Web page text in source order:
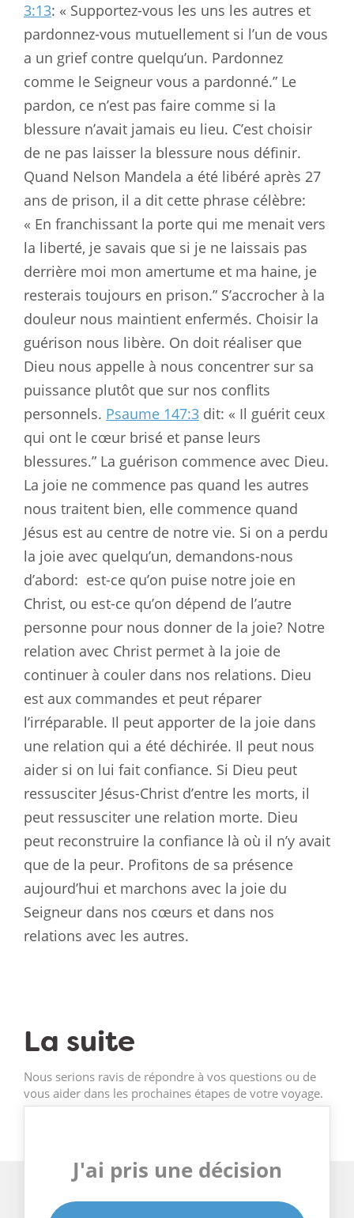
3:13: « Supportez-vous les uns les autres et
pardonnez-vous mutuellement si l’un de vous
a un grief contre quelqu’un. Pardonnez
comme le Seigneur vous a pardonné.” Le
pardon, ce n’est pas faire comme si la
blessure n’avait jamais eu lieu. C’est choisir
de ne pas laisser la blessure nous définir.
Quand Nelson Mandela a été libéré après 27
ans de prison, il a dit cette phrase célèbre:
« En franchissant la porte qui me menait vers
la liberté, je savais que si je ne laissais pas
derrière moi mon amertume et ma haine, je
resterais toujours en prison.” S’accrocher à la
douleur nous maintient enfermés. Choisir la
guérison nous libère. On doit réaliser que
Dieu nous appelle à nous concentrer sur sa
puissance plutôt que sur nos conflits
personnels. Psaume 147:3 dit: « Il guérit ceux
qui ont le cœur brisé et panse leurs
blessures.” La guérison commence avec Dieu.
La joie ne commence pas quand les autres
nous traitent bien, elle commence quand
Jésus est au centre de notre vie. Si on a perdu
la joie avec quelqu’un, demandons-nous
d’abord: est-ce qu’on puise notre joie en
Christ, ou est-ce qu’on dépend de l’autre
personne pour nous donner de la joie? Notre
relation avec Christ permet à la joie de
continuer à couler dans nos relations. Dieu
est aux commandes et peut réparer
l’irréparable. Il peut apporter de la joie dans
une relation qui a été déchirée. Il peut nous
aider si on lui fait confiance. Si Dieu peut
ressusciter Jésus-Christ d’entre les morts, il
peut ressusciter une relation morte. Dieu
peut reconstruire la confiance là où il n’y avait
que de la peur. Profitons de sa présence
aujourd’hui et marchons avec la joie du
Seigneur dans nos cœurs et dans nos
relations avec les autres.
La suite
Nous serions ravis de répondre à vos questions ou de
vous aider dans les prochaines étapes de votre voyage.
J'ai pris une décision